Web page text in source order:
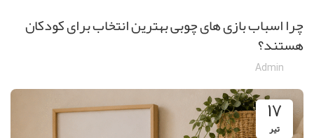
چرا اسباب بازی های چوبی بهترین انتخاب برای کودکان
هستند؟
Admin
17
تیر